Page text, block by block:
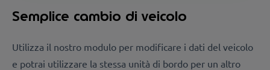
Semplice cambio di veicolo
Utilizza il nostro modulo per modificare i dati del veicolo
e potrai utilizzare la stessa unità di bordo per un altro